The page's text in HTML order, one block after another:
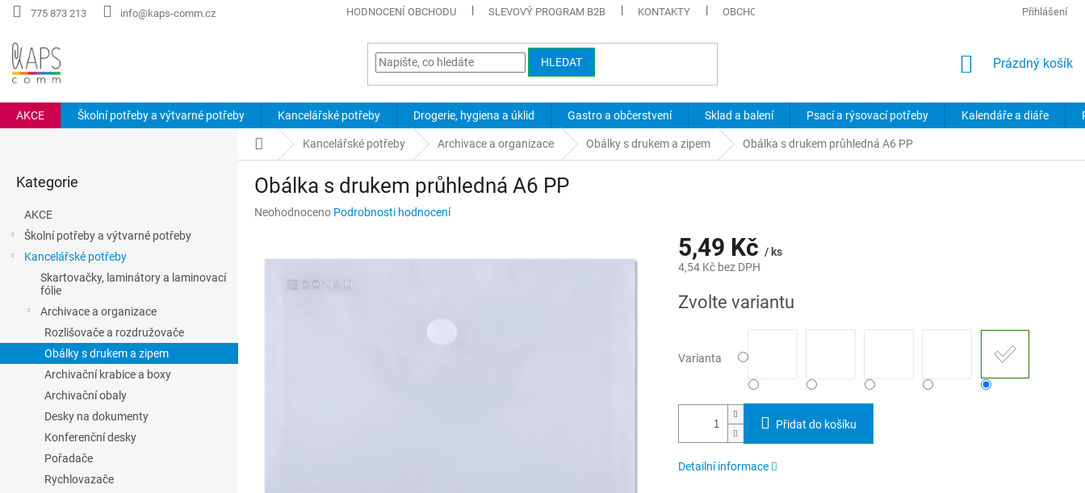
Přejít
775 873 213 info@kaps-comm.cz HODNOCENÍ OBCHODU SLEVOVÝ PROGRAM B2B KONTAKTY OBCHODNÍ PODMÍNKY PODMÍNKY OCHRANY OSOBNÍCH ÚDAJŮ
Přihlášení
HLEDAT
NÁKUPNÍ
Prázdný košík
AKCE Školní potřeby a výtvarné potřeby Kancelářské potřeby Drogerie, hygiena a úklid Gastro a občerstvení Sklad a balení Psací a rýsovací potřeby Kalendáře a diáře
e
l
kategorie
Kategorie
AKCE
Školní potřeby a výtvarné potřeby
Kancelářské potřeby
Skartovačky, laminátory a laminovací
fólie
Archivace a organizace
Rozlišovače a rozdružovače
Obálky s drukem a zipem
Archivační krabice a boxy
Archivační obaly
Desky na dokumenty
Konferenční desky
Pořadače
Rychlovazače
Domů Kancelářské potřeby Archivace a organizace Obálky s drukem a zipem Obálka s drukem průhledná A6 PP
Obálka s drukem průhledná A6 PP
Průměrné
Neohodnoceno Podrobnosti hodnocení
5,49 Kč / ks
4,54 Kč bez DPH
cena:
Zvolte variantu
Varianta
Přidat do košíku
Detailní informace